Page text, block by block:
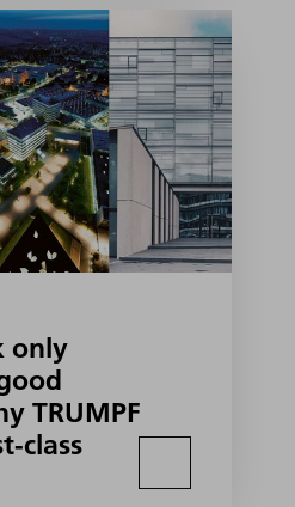
only
TRUMPF
class